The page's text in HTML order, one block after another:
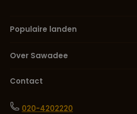
Populaire landen
Over Sawadee
Contact
020-4202220